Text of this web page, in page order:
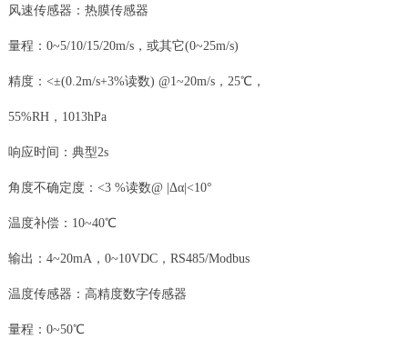
风速传感器：热膜传感器
量程：0~5/10/15/20m/s，或其它(0~25m/s)
精度：<±(0.2m/s+3%读数) @1~20m/s，25℃，
55%RH，1013hPa
响应时间：典型2s
角度不确定度：<3 %读数@ |Δα|<10°
温度补偿：10~40℃
输出：4~20mA，0~10VDC，RS485/Modbus
温度传感器：高精度数字传感器
量程：0~50℃